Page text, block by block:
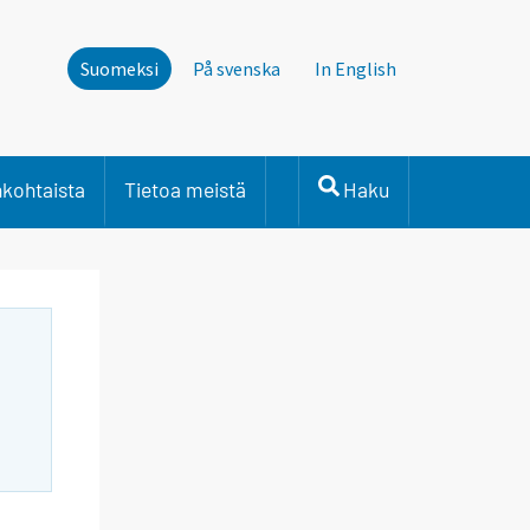
Suomeksi På svenska In English
Tietoa meistä Haku